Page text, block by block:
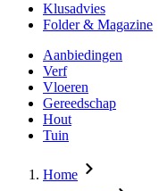
Klusadvies
Folder & Magazine
Aanbiedingen
Verf
Vloeren
Gereedschap
Hout
Tuin
Home